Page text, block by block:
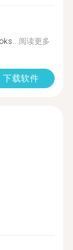
阅读更多
下载软件